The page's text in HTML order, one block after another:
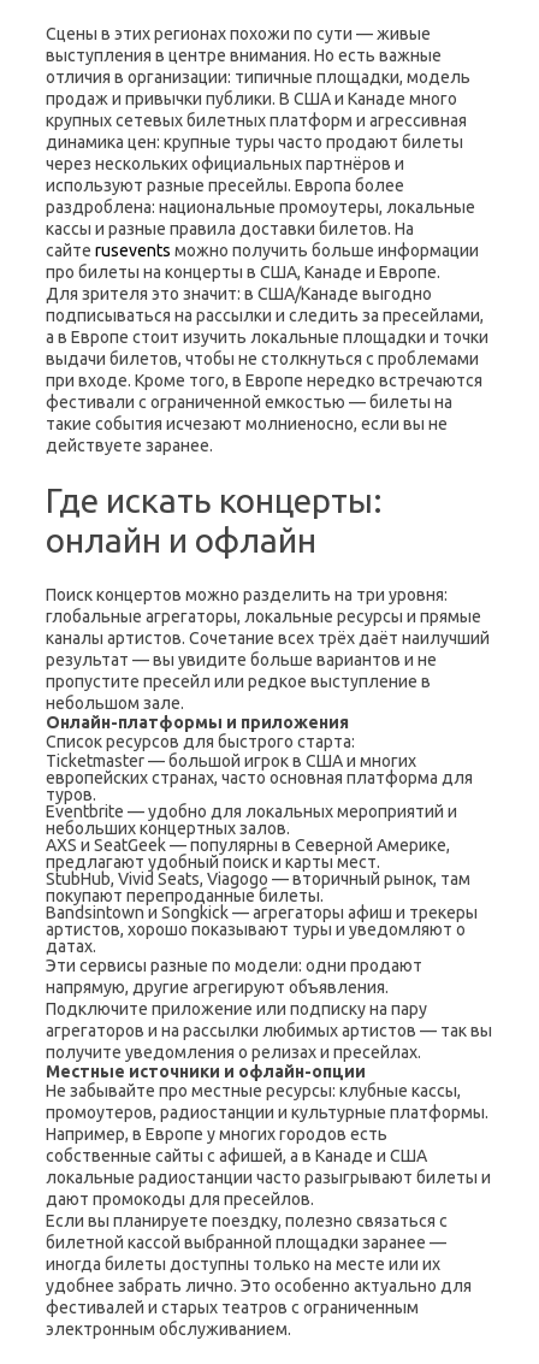
Сцены в этих регионах похожи по сути — живые
выступления в центре внимания. Но есть важные
отличия в организации: типичные площадки, модель
продаж и привычки публики. В США и Канаде много
крупных сетевых билетных платформ и агрессивная
динамика цен: крупные туры часто продают билеты
через нескольких официальных партнёров и
используют разные пресейлы. Европа более
раздроблена: национальные промоутеры, локальные
кассы и разные правила доставки билетов. На
сайте rusevents можно получить больше информации
про билеты на концерты в США, Канаде и Европе.
Для зрителя это значит: в США/Канаде выгодно
подписываться на рассылки и следить за пресейлами,
а в Европе стоит изучить локальные площадки и точки
выдачи билетов, чтобы не столкнуться с проблемами
при входе. Кроме того, в Европе нередко встречаются
фестивали с ограниченной емкостью — билеты на
такие события исчезают молниеносно, если вы не
действуете заранее.
Где искать концерты:
онлайн и офлайн
Поиск концертов можно разделить на три уровня:
глобальные агрегаторы, локальные ресурсы и прямые
каналы артистов. Сочетание всех трёх даёт наилучший
результат — вы увидите больше вариантов и не
пропустите пресейл или редкое выступление в
небольшом зале.
Онлайн-платформы и приложения
Список ресурсов для быстрого старта:
Ticketmaster — большой игрок в США и многих
европейских странах, часто основная платформа для
туров.
Eventbrite — удобно для локальных мероприятий и
небольших концертных залов.
AXS и SeatGeek — популярны в Северной Америке,
предлагают удобный поиск и карты мест.
StubHub, Vivid Seats, Viagogo — вторичный рынок, там
покупают перепроданные билеты.
Bandsintown и Songkick — агрегаторы афиш и трекеры
артистов, хорошо показывают туры и уведомляют о
датах.
Эти сервисы разные по модели: одни продают
напрямую, другие агрегируют объявления.
Подключите приложение или подписку на пару
агрегаторов и на рассылки любимых артистов — так вы
получите уведомления о релизах и пресейлах.
Местные источники и офлайн-опции
Не забывайте про местные ресурсы: клубные кассы,
промоутеров, радиостанции и культурные платформы.
Например, в Европе у многих городов есть
собственные сайты с афишей, а в Канаде и США
локальные радиостанции часто разыгрывают билеты и
дают промокоды для пресейлов.
Если вы планируете поездку, полезно связаться с
билетной кассой выбранной площадки заранее —
иногда билеты доступны только на месте или их
удобнее забрать лично. Это особенно актуально для
фестивалей и старых театров с ограниченным
электронным обслуживанием.